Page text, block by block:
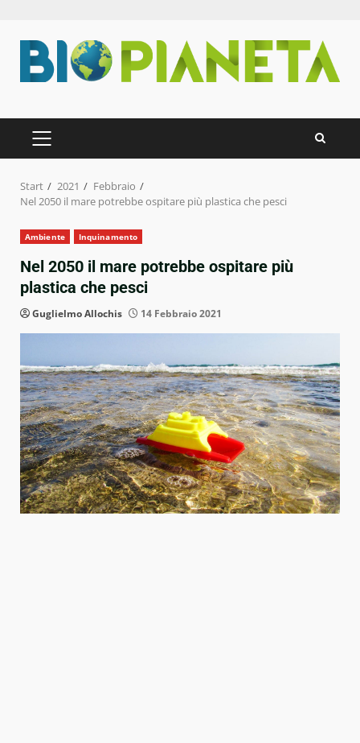
Inhalt
springen
PRIMÄRES
MENÜ
Start 2021
Febbraio
Nel 2050 il mare potrebbe ospitare più plastica che pesci
Ambiente Inquinamento
Nel 2050 il mare potrebbe ospitare più
plastica che pesci
Guglielmo Allochis 14 Febbraio 2021